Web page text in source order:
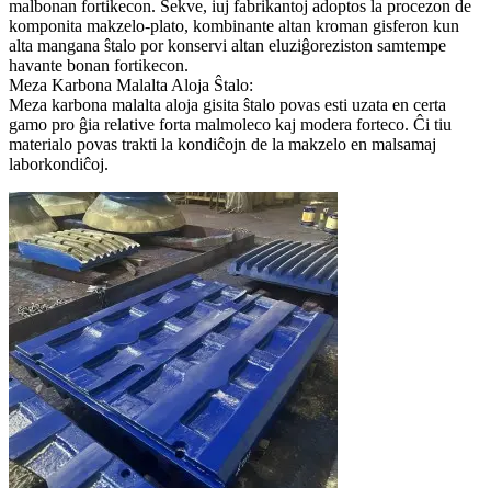
malbonan fortikecon. Sekve, iuj fabrikantoj adoptos la procezon de
komponita makzelo-plato, kombinante altan kroman gisferon kun
alta mangana ŝtalo por konservi altan eluziĝoreziston samtempe
havante bonan fortikecon.
Meza Karbona Malalta Aloja Ŝtalo:
Meza karbona malalta aloja gisita ŝtalo povas esti uzata en certa
gamo pro ĝia relative forta malmoleco kaj modera forteco. Ĉi tiu
materialo povas trakti la kondiĉojn de la makzelo en malsamaj
laborkondiĉoj.